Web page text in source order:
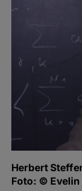
Herbert
Foto: © Evelin